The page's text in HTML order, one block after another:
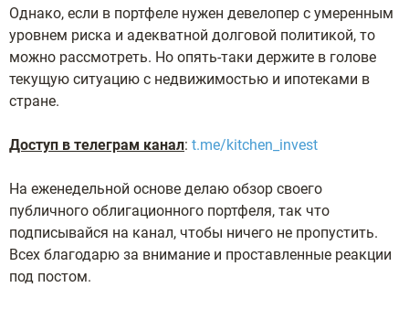
Однако, если в портфеле нужен девелопер с умеренным
уровнем риска и адекватной долговой политикой, то
можно рассмотреть. Но опять-таки держите в голове
текущую ситуацию с недвижимостью и ипотеками в
стране.
Доступ в телеграм канал: t.me/kitchen_invest
На еженедельной основе делаю обзор своего
публичного облигационного портфеля, так что
подписывайся на канал, чтобы ничего не пропустить.
Всех благодарю за внимание и проставленные реакции
под постом.